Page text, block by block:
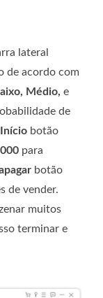
lateral
de acordo com
Médio, e
de
Início botão
para
botão
de vender.
muitos
terminar e